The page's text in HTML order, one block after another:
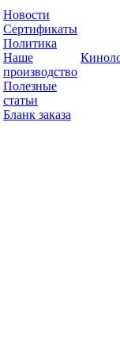
Новости
Сертификаты
Политика
Наше
производство
Полезные
статьи
Бланк заказа